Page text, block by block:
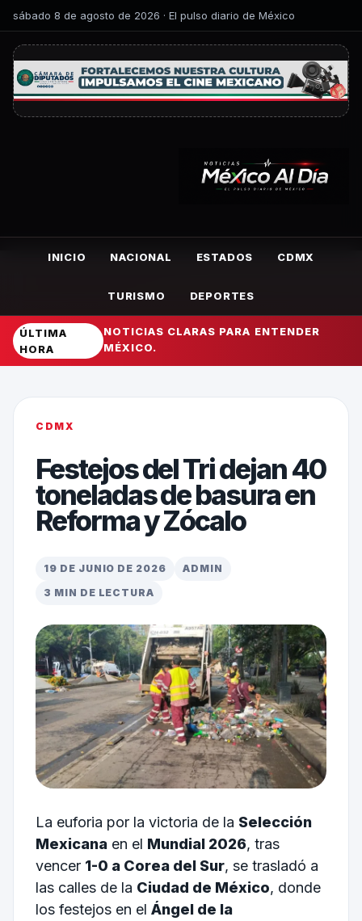
sábado 8 de agosto de 2026 · El pulso diario de México
INICIO NACIONAL ESTADOS CDMX
TURISMO DEPORTES
ÚLTIMA
HORA
NOTICIAS CLARAS PARA ENTENDER
MÉXICO.
CDMX
Festejos del Tri dejan 40
toneladas de basura en
Reforma y Zócalo
19 DE JUNIO DE 2026
ADMIN
3 MIN DE LECTURA
La euforia por la victoria de la Selección
Mexicanaen el Mundial 2026, tras
vencer 1-0 a Corea del Sur, se trasladó a
las calles de la Ciudad de México, donde
los festejos en el Ángel de la